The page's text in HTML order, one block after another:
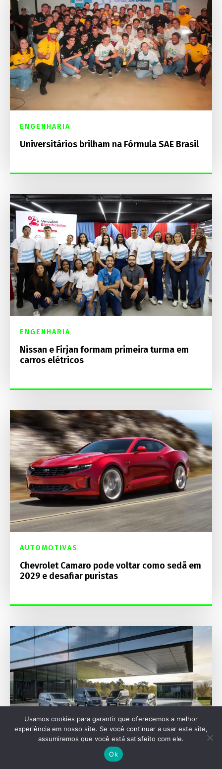
ENGENHARIA
Universitários brilham na Fórmula SAE Brasil
ENGENHARIA
Nissan e Firjan formam primeira turma em
carros elétricos
AUTOMOTIVAS
Chevrolet Camaro pode voltar como sedã em
2029 e desafiar puristas
Usamos cookies para garantir que oferecemos a melhor
experiência em nosso site. Se você continuar a usar este site,
assumiremos que você está satisfeito com ele.
Ok